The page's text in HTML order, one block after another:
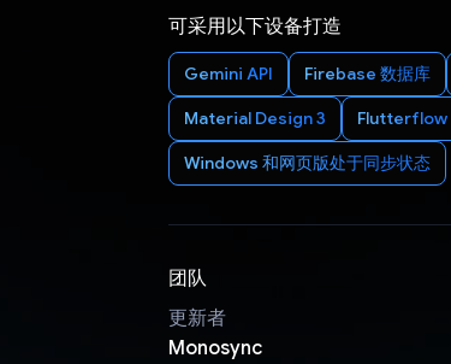
可采用以下设备打造
Gemini API Firebase 数据库
Material Design 3 Flutterflow
Windows 和网页版处于同步状态
团队
更新者
Monosync